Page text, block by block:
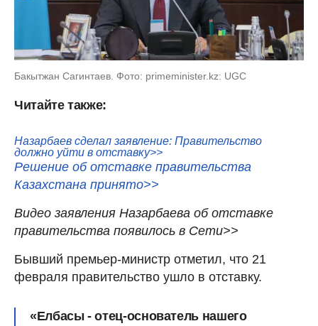
Бакытжан Сагинтаев. Фото: primeminister.kz: UGC
Читайте также:
Назарбаев сделал заявление: Правительство
должно уйти в отставку>>
Решение об отставке правительства
Казахстана принято>>
Видео заявления Назарбаева об отставке
правительства появилось в Сети>>
Бывший премьер-министр отметил, что 21
февраля правительство ушло в отставку.
«Елбасы - отец-основатель нашего